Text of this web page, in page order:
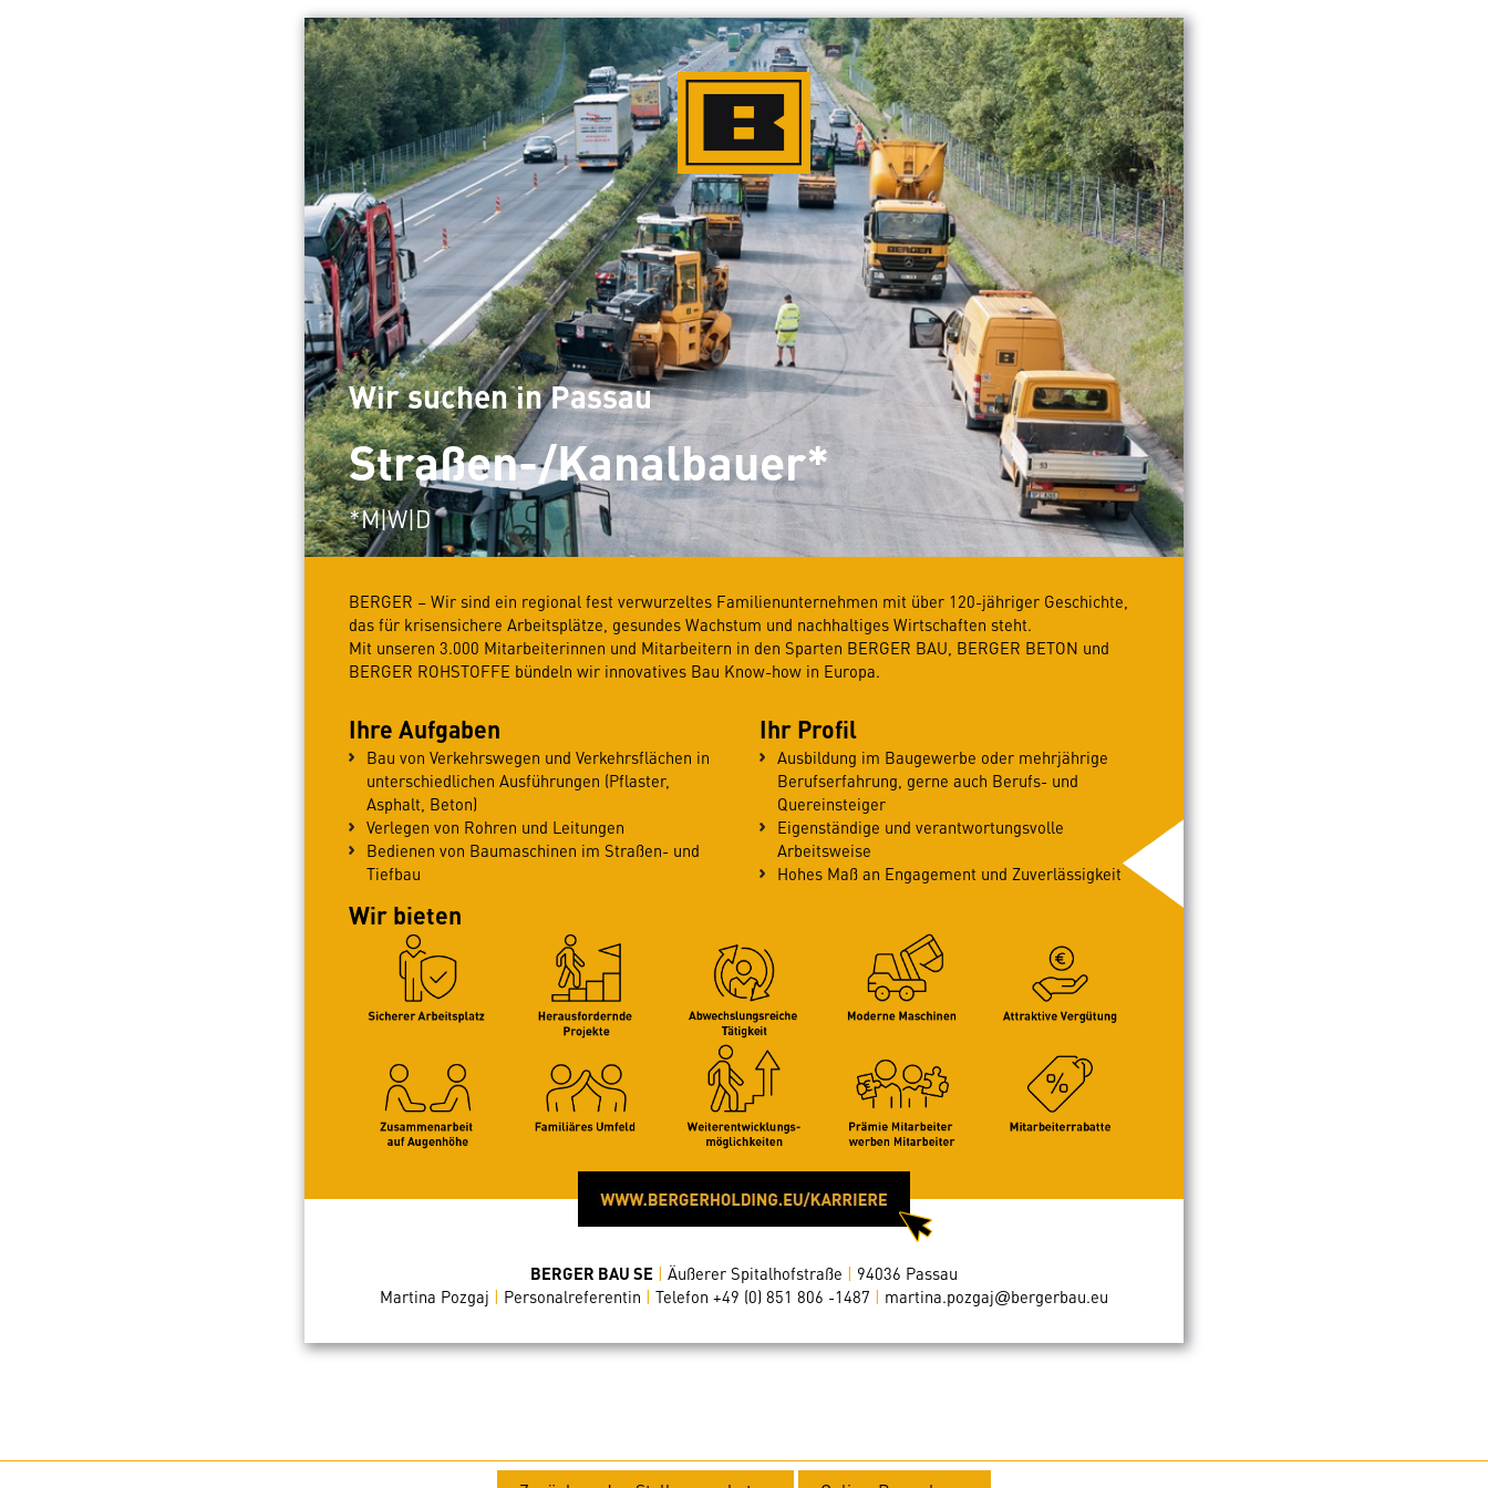
Wir suchen in Passau
Straßen-/Kanalbauer*
*M|W|D
BERGER – Wir sind ein regional fest verwurzeltes Familienunternehmen mit über 120-jähriger Geschichte,
das für krisensichere Arbeitsplätze, gesundes Wachstum und nachhaltiges Wirtschaften steht.
Mit unseren 3.000 Mitarbeiterinnen und Mitarbeitern in den Sparten BERGER BAU, BERGER BETON und
BERGER ROHSTOFFE bündeln wir innovatives Bau Know-how in Europa.
Ihre Aufgaben
Bau von Verkehrswegen und Verkehrsflächen in
unterschiedlichen Ausführungen (Pflaster,
Asphalt, Beton)
Verlegen von Rohren und Leitungen
Bedienen von Baumaschinen im Straßen- und
Tiefbau
Ihr Profil
Ausbildung im Baugewerbe oder mehrjährige
Berufserfahrung, gerne auch Berufs- und
Quereinsteiger
Eigenständige und verantwortungsvolle
Arbeitsweise
Hohes Maß an Engagement und Zuverlässigkeit
Wir bieten
BERGER BAU SE | Äußerer Spitalhofstraße | 94036 Passau
Martina Pozgaj | Personalreferentin | Telefon +49 (0) 851 806 -1487 | martina.pozgaj@bergerbau.eu